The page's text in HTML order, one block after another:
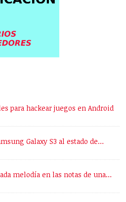
para hackear juegos en Android
Galaxy S3 al estado de…
melodía en las notas de una…